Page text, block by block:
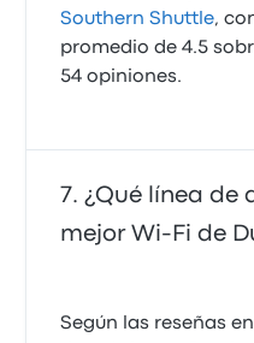
Southern Shuttle,
promedio de 4.5
54 opiniones.
¿Qué línea de
mejor Wi‑Fi de
Según las reseñas